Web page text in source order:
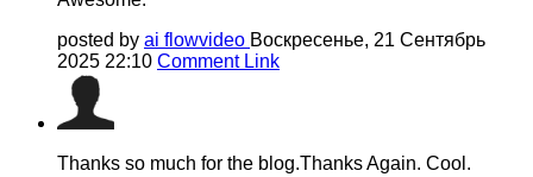
posted by ai flowvideo Воскресенье, 21 Сентябрь
2025 22:10 Comment Link
Thanks so much for the blog.Thanks Again. Cool.